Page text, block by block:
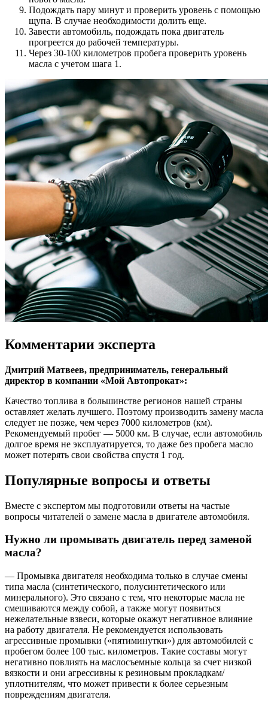
Подождать пару минут и проверить уровень с помощью
щупа. В случае необходимости долить еще.
Завести автомобиль, подождать пока двигатель
прогреется до рабочей температуры.
Через 30-100 километров пробега проверить уровень
масла с учетом шага 1.
Комментарии эксперта
Дмитрий Матвеев, предприниматель, генеральный
директор в компании «Мой Автопрокат»:
Качество топлива в большинстве регионов нашей страны
оставляет желать лучшего. Поэтому производить замену масла
следует не позже, чем через 7000 километров (км).
Рекомендуемый пробег — 5000 км. В случае, если автомобиль
долгое время не эксплуатируется, то даже без пробега масло
может потерять свои свойства спустя 1 год.
Популярные вопросы и ответы
Вместе с экспертом мы подготовили ответы на частые
вопросы читателей о замене масла в двигателе автомобиля.
Нужно ли промывать двигатель перед заменой
масла?
— Промывка двигателя необходима только в случае смены
типа масла (синтетического, полусинтетического или
минерального). Это связано с тем, что некоторые масла не
смешиваются между собой, а также могут появиться
нежелательные взвеси, которые окажут негативное влияние
на работу двигателя. Не рекомендуется использовать
агрессивные промывки («пятиминутки») для автомобилей с
пробегом более 100 тыс. километров. Такие составы могут
негативно повлиять на маслосъемные кольца за счет низкой
вязкости и они агрессивны к резиновым прокладкам/
уплотнителям, что может привести к более серьезным
повреждениям двигателя.